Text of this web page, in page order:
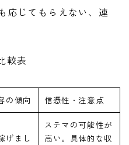
応じてもらえない、連
較表
の傾向 信憑性・注意点
げまし
ステマの可能性が
高い。具体的な収